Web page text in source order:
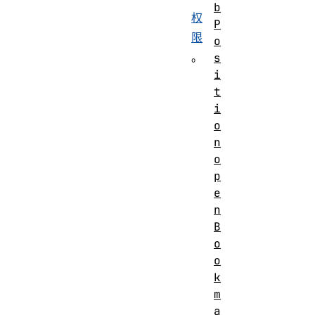
权
限
。
b
P
o
s
i
t
i
o
n
o
p
e
n
B
o
o
k
m
a